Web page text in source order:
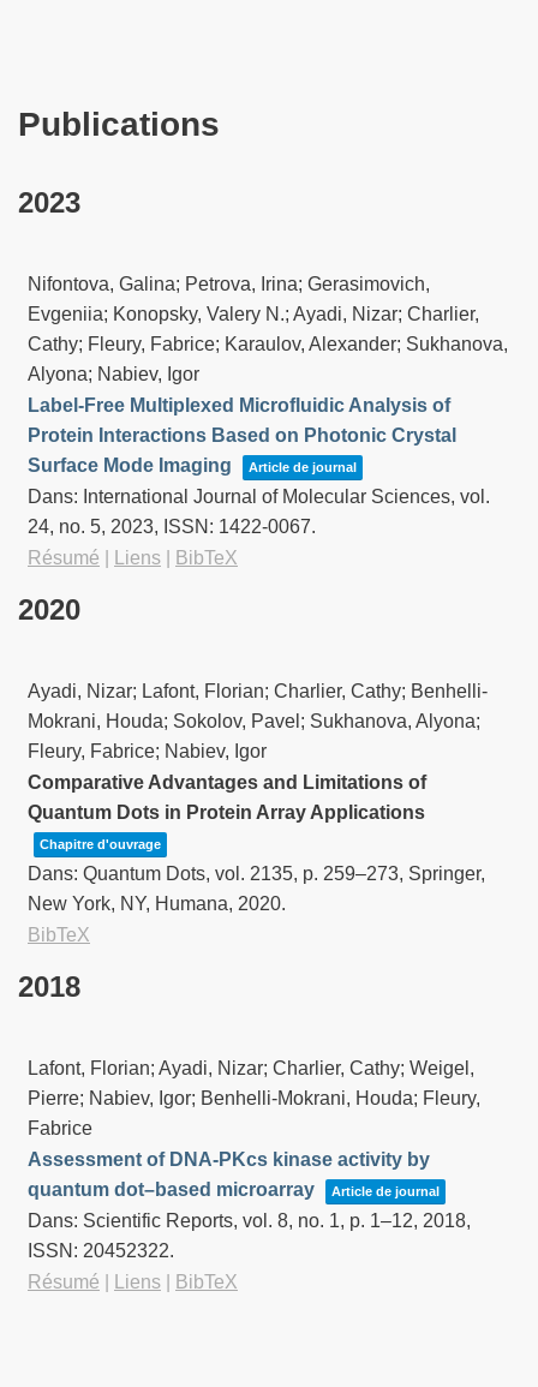
Publications
2023
Nifontova, Galina; Petrova, Irina; Gerasimovich,
Evgeniia; Konopsky, Valery N.; Ayadi, Nizar; Charlier,
Cathy; Fleury, Fabrice; Karaulov, Alexander; Sukhanova,
Alyona; Nabiev, Igor
Label-Free Multiplexed Microfluidic Analysis of
Protein Interactions Based on Photonic Crystal
Surface Mode Imaging
Article de journal
Dans: International Journal of Molecular Sciences, vol.
24, no. 5, 2023, ISSN: 1422-0067.
Résumé
Liens BibTeX
2020
Ayadi, Nizar; Lafont, Florian; Charlier, Cathy; Benhelli-
Mokrani, Houda; Sokolov, Pavel; Sukhanova, Alyona;
Fleury, Fabrice; Nabiev, Igor
Comparative Advantages and Limitations of
Quantum Dots in Protein Array Applications
Chapitre d'ouvrage
Dans: Quantum Dots, vol. 2135, p. 259–273, Springer,
New York, NY, Humana, 2020.
BibTeX
2018
Lafont, Florian; Ayadi, Nizar; Charlier, Cathy; Weigel,
Pierre; Nabiev, Igor; Benhelli-Mokrani, Houda; Fleury,
Fabrice
Assessment of DNA-PKcs kinase activity by
quantum dot–based microarray
Article de journal
Dans: Scientific Reports, vol. 8, no. 1, p. 1–12, 2018,
ISSN: 20452322.
Résumé
Liens BibTeX